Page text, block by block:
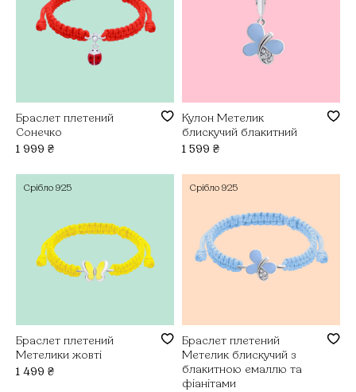
Браслет плетений
Сонечко
1 999 ₴
Кулон Метелик
блискучий блакитний
1 599 ₴
Срібло 925
Браслет плетений
Метелики жовті
1 499 ₴
Срібло 925
Браслет плетений
Метелик блискучий з
блакитною емаллю та
фіанітами